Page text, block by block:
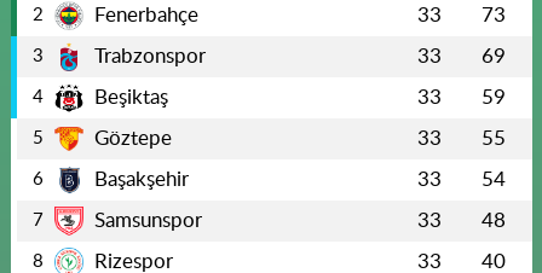
2 Fenerbahçe 33 73
3 Trabzonspor 33 69
4 Beşiktaş 33 59
5 Göztepe 33 55
6 Başakşehir 33 54
7 Samsunspor 33 48
8 Rizespor 33 40